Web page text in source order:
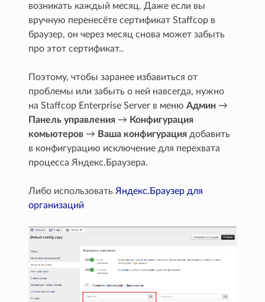
возникать каждый месяц. Даже если вы
вручную перенесёте сертификат Staffcop в
браузер, он через месяц снова может забыть
про этот сертификат..
Поэтому, чтобы заранее избавиться от
проблемы или забыть о ней навсегда, нужно
на Staffcop Enterprise Server в менюАдмин →
Панель управления → Конфигурация
комьютеров → Ваша конфигурация добавить
в конфигурацию исключение для перехвата
процесса Яндекс.Браузера.
Либо использовать Яндекс.Браузер для
организаций